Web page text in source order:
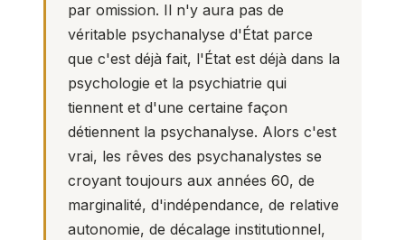
par omission. Il n'y aura pas de
véritable psychanalyse d'État parce
que c'est déjà fait, l'État est déjà dans la
psychologie et la psychiatrie qui
tiennent et d'une certaine façon
détiennent la psychanalyse. Alors c'est
vrai, les rêves des psychanalystes se
croyant toujours aux années 60, de
marginalité, d'indépendance, de relative
autonomie, de décalage institutionnel,